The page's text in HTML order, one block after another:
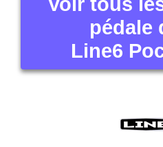
pédale
Line6